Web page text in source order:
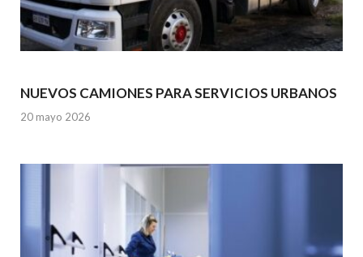
NUEVOS CAMIONES PARA SERVICIOS URBANOS
20 mayo 2026